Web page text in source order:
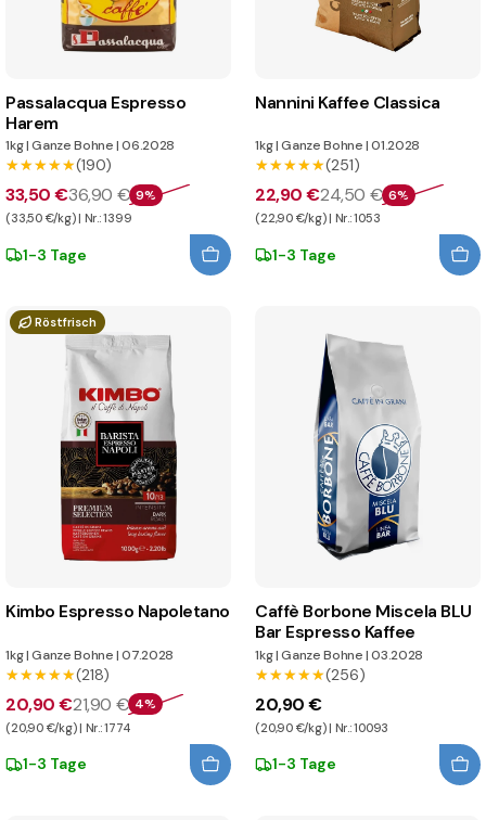
Passalacqua Espresso
Harem
1kg|Ganze Bohne|06.2028
★★★★★
★★★★★(190)
33,50 €36,90 € 9%
(33,50 €/kg) | Nr.: 1399
1-3 Tage
Nannini Kaffee Classica
1kg|Ganze Bohne|01.2028
★★★★★
★★★★★(251)
22,90 €24,50 € 6%
(22,90 €/kg) | Nr.: 1053
1-3 Tage
Röstfrisch
Kimbo Espresso Napoletano
1kg|Ganze Bohne|07.2028
★★★★★
★★★★★(218)
20,90 €21,90 € 4%
(20,90 €/kg) | Nr.: 1774
1-3 Tage
Caffè Borbone Miscela BLU
Bar Espresso Kaffee
1kg|Ganze Bohne|03.2028
★★★★★
★★★★★(256)
20,90 €
(20,90 €/kg) | Nr.: 10093
1-3 Tage